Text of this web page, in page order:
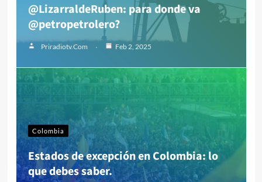
@LizarraldeRuben: para donde va
@petropetrolero?
Priradiotv.com Feb 2, 2025
Colombia
Estados de excepción en Colombia: lo
que debes saber.